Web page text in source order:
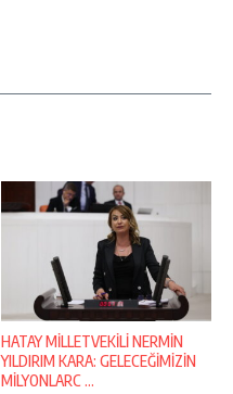
HATAY MİLLETVEKİLİ NERMİN
YILDIRIM KARA: GELECEĞİMİZİN
MİLYONLARC ...